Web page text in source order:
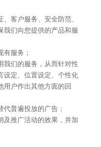
客户服务、安全防范、
我们向您提供的产品和服
服务；
我们的服务，从而针对性
设定、位置设定、个性化
用户作出其他方面的回
普遍投放的广告；
及推广活动的效果，并加